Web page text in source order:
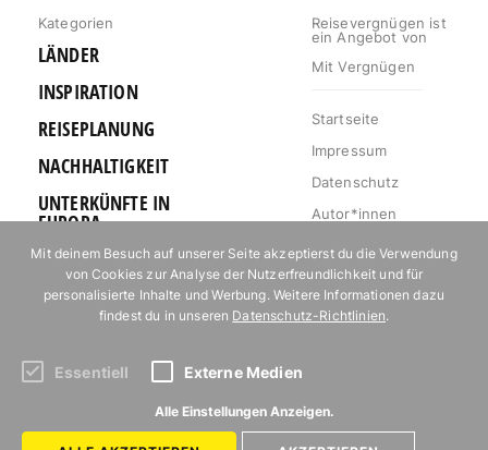
Kategorien
LÄNDER
INSPIRATION
REISEPLANUNG
NACHHALTIGKEIT
UNTERKÜNFTE IN
EUROPA
OUTDOOR
URLAUB FÜR
FOODIES
Reisevergnügen ist
ein Angebot von
Mit Vergnügen
Startseite
Impressum
Datenschutz
Autor*innen
Mediakit
Jobs
Kontakt
Abonniere unseren Newsletter!
Mit deinem Besuch auf unserer Seite akzeptierst du die Verwendung
von Cookies zur Analyse der Nutzerfreundlichkeit und für
personalisierte Inhalte und Werbung. Weitere Informationen dazu
findest du in unseren Datenschutz-Richtlinien.
Essentiell Externe Medien
Alle Einstellungen Anzeigen.